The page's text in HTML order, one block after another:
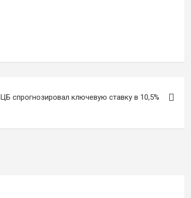
ЦБ спрогнозировал ключевую ставку в 10,5%